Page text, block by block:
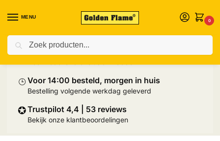
MENU
0
⛟Prijs inclusief palletlevering
⌚︎ Voor 14:00 besteld, morgen in huis
Bestelling volgende werkdag geleverd
✪Trustpilot 4,4 | 53 reviews
Bekijk onze klantbeoordelingen